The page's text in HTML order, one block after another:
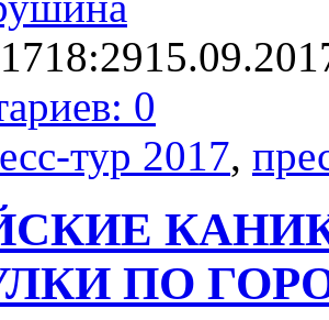
18:29
0
тур 2017,
ПО